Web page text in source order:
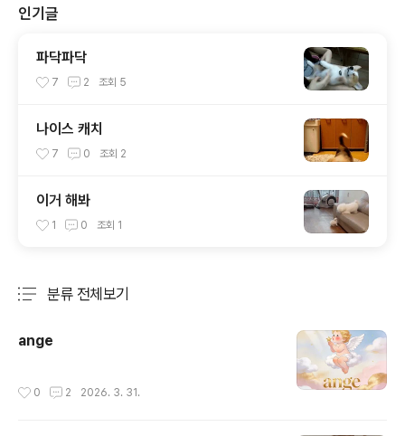
인기글
파닥파닥
7 2 조회 5
나이스 캐치
7 0 조회 2
이거 해봐
1 0 조회 1
분류 전체보기
ange
0 2 2026. 3. 31.